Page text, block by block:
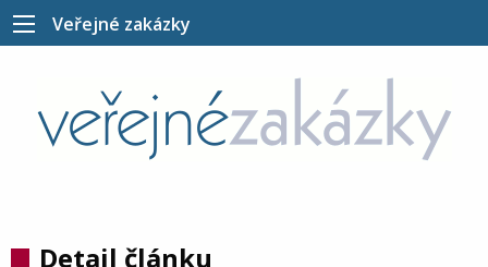
Veřejné zakázky
Detail článku